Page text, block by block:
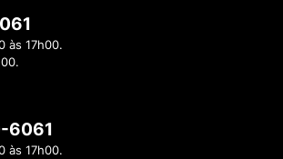
às 17h00.
6061
às 17h00.